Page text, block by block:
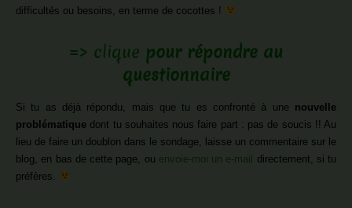
difficultés ou besoins, en terme de cocottes !
=> clique pour répondre au
questionnaire
Si tu as déjà répondu, mais que tu es confronté à une nouvelle
problématique dont tu souhaites nous faire part : pas de soucis !! Au
lieu de faire un doublon dans le sondage, laisse un commentaire sur le
blog, en bas de cette page, ou envoie-moi un e-mail
directement, si tu
préfères.